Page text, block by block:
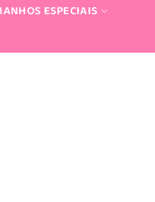
ESPECIAIS